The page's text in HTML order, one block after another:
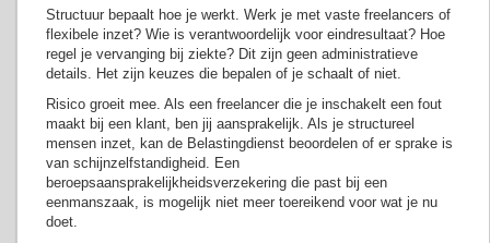
Structuur bepaalt hoe je werkt. Werk je met vaste freelancers of
flexibele inzet? Wie is verantwoordelijk voor eindresultaat? Hoe
regel je vervanging bij ziekte? Dit zijn geen administratieve
details. Het zijn keuzes die bepalen of je schaalt of niet.
Risico groeit mee. Als een freelancer die je inschakelt een fout
maakt bij een klant, ben jij aansprakelijk. Als je structureel
mensen inzet, kan de Belastingdienst beoordelen of er sprake is
van schijnzelfstandigheid. Een
beroepsaansprakelijkheidsverzekering die past bij een
eenmanszaak, is mogelijk niet meer toereikend voor wat je nu
doet.